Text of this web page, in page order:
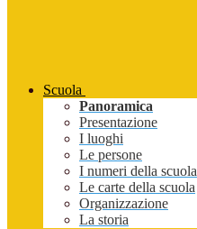
Scuola
Panoramica
Presentazione
I luoghi
Le persone
I numeri della scuola
Le carte della scuola
Organizzazione
La storia